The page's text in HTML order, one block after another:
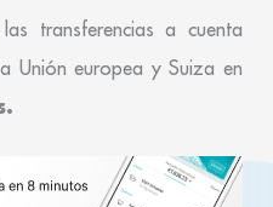
transferencias a cuenta
Unión europea y Suiza en